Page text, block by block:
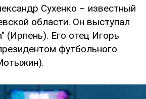
Сухенко – известный
области. Он выступал
(Ирпень). Его отец Игорь
футбольного